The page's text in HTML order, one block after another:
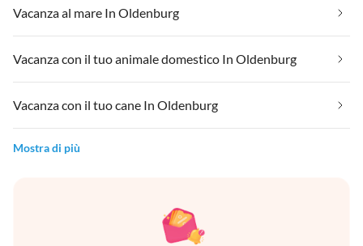
Vacanza al mare In Oldenburg
Vacanza con il tuo animale domestico In Oldenburg
Vacanza con il tuo cane In Oldenburg
Mostra di più